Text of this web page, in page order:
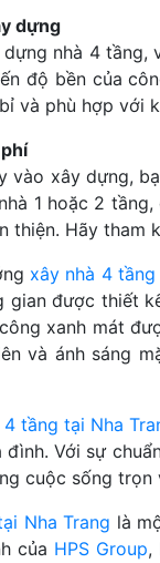
dựng
nhà 4 tầng,
độ bền của
và phù hợp với
vào xây dựng,
1 hoặc 2
thiện. Hãy tham
xây nhà 4
gian được thiết
xanh mát
và ánh sáng
4 tầng tại Nha
đình. Với sự
cuộc sống trọn
Nha Trang là
của HPS Group,